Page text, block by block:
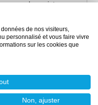
des peintures,
grains calibrés.
de nos visiteurs,
personnalisé et vous faire vivre
sur les cookies que
Non, ajuster